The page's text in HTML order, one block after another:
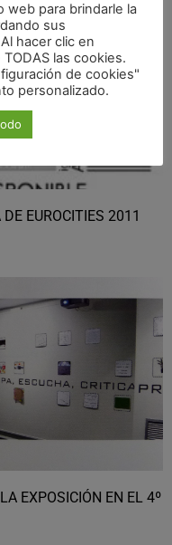
EUROCITIES 2011
EXPOSICIÓN EN EL 4º
web para brindarle la
sus
hacer clic en
las cookies.
de cookies"
personalizado.